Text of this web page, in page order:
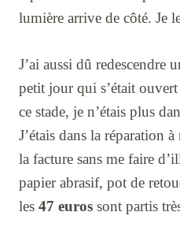
lumière arrive de côté. Je
J’ai aussi dû redescendre
petit jour qui s’était
ce stade, je n’étais plus
J’étais dans la réparation
la facture sans me faire
papier abrasif, pot de
les 47 euros sont partis